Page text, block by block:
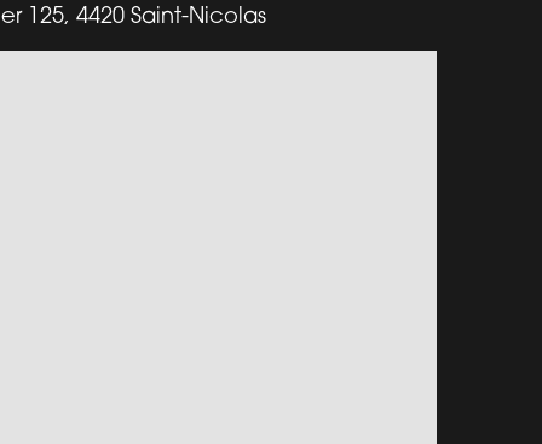
125, 4420 Saint-Nicolas